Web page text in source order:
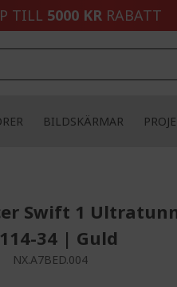
TILL 5000 KR RABATT
BILDSKÄRMAR
Swift 1
34 | Guld
NX.A7BED.004